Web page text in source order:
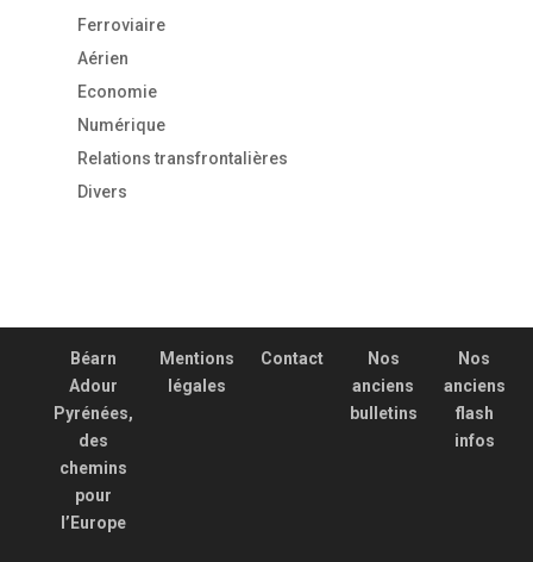
Ferroviaire
Aérien
Economie
Numérique
Relations transfrontalières
Divers
Béarn
Adour
Pyrénées,
des
chemins
pour
l’Europe
Mentions
légales
Contact
Nos
anciens
bulletins
Nos
anciens
flash
infos